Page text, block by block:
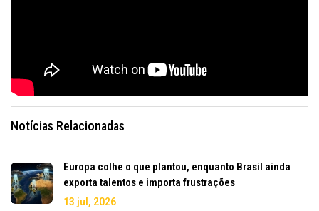
Notícias Relacionadas
Europa colhe o que plantou, enquanto Brasil ainda
exporta talentos e importa frustrações
13 jul, 2026